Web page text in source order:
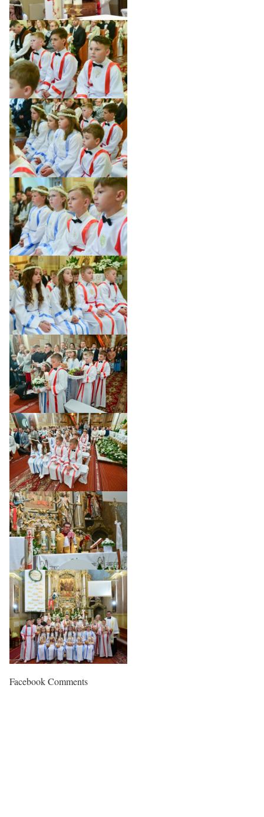
Facebook Comments